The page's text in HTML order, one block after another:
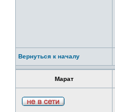
Вернуться к началу
Марат